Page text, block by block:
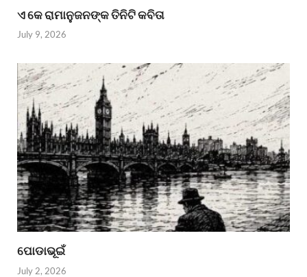
ଏ କେ ରାମାନୁଜନଙ୍କ ତିନିଟି କବିତା
July 9, 2026
ପୋଡାଭୂଇଁ
July 2, 2026